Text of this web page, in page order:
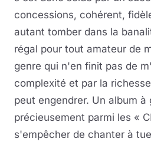
concessions, cohérent,
autant tomber dans la
régal pour tout amateur de
genre qui n'en finit pas de
complexité et par la
peut engendrer. Un album à
précieusement parmi les «
s'empêcher de chanter à